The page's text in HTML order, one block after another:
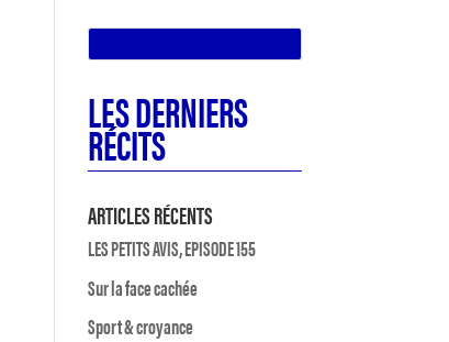
LES DERNIERS
RÉCITS
ARTICLES RÉCENTS
LES PETITS AVIS, EPISODE 155
Sur la face cachée
Sport & croyance